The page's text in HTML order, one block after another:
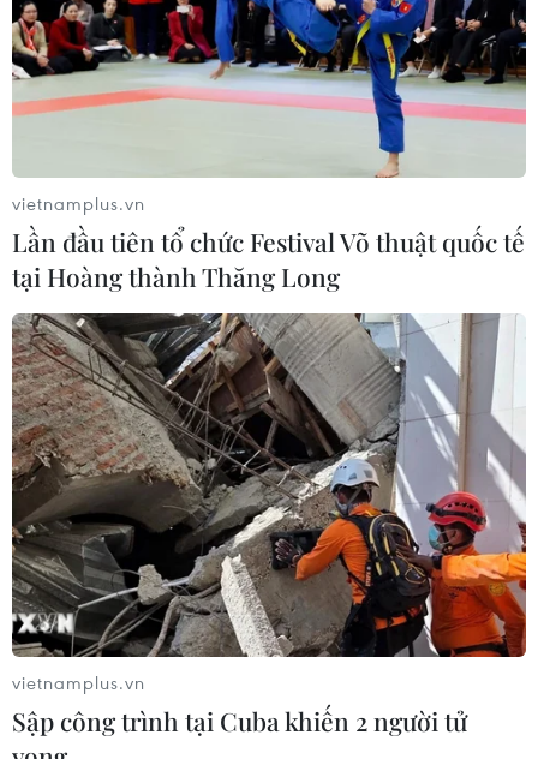
vietnamplus.vn
Lần đầu tiên tổ chức Festival Võ thuật quốc tế
tại Hoàng thành Thăng Long
vietnamplus.vn
Sập công trình tại Cuba khiến 2 người tử